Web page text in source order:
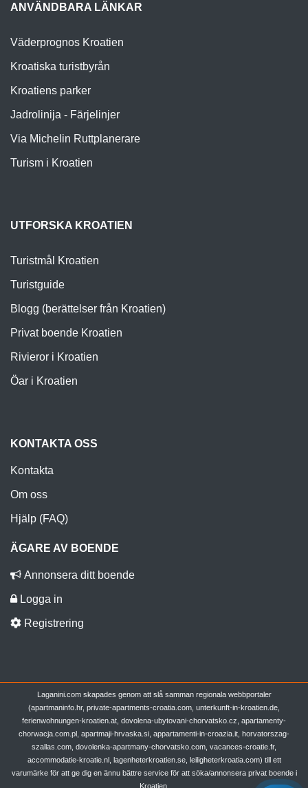
ANVÄNDBARA LÄNKAR
Väderprognos Kroatien
Kroatiska turistbyrån
Kroatiens parker
Jadrolinija - Färjelinjer
Via Michelin Ruttplanerare
Turism i Kroatien
UTFORSKA KROATIEN
Turistmål Kroatien
Turistguide
Blogg (berättelser från Kroatien)
Privat boende Kroatien
Rivieror i Kroatien
Öar i Kroatien
KONTAKTA OSS
Kontakta
Om oss
Hjälp (FAQ)
ÄGARE AV BOENDE
Annonsera ditt boende
Logga in
Registrering
Laganini.com skapades genom att slå samman regionala webbportaler
(apartmaninfo.hr, private-apartments-croatia.com, unterkunft-in-kroatien.de,
ferienwohnungen-kroatien.at, dovolena-ubytovani-chorvatsko.cz, apartamenty-
chorwacja.com.pl, apartmaji-hrvaska.si, appartamenti-in-croazia.it, horvatorszag-
szallas.com, dovolenka-apartmany-chorvatsko.com, vacances-croatie.fr,
accommodatie-kroatie.nl, lagenheterkroatien.se, leiligheterkroatia.com) till ett
varumärke för att ge dig en ännu bättre service för att söka/annonsera privat boende i
Kroatien.